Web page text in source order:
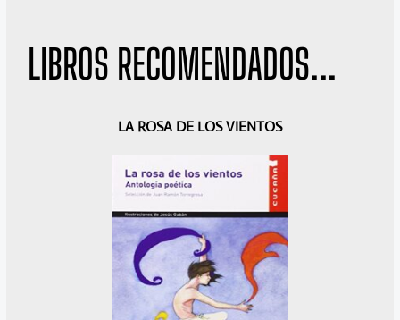
LIBROS RECOMENDADOS...
LA ROSA DE LOS VIENTOS